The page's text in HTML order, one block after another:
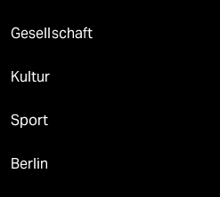
Gesellschaft
Kultur
Sport
Berlin